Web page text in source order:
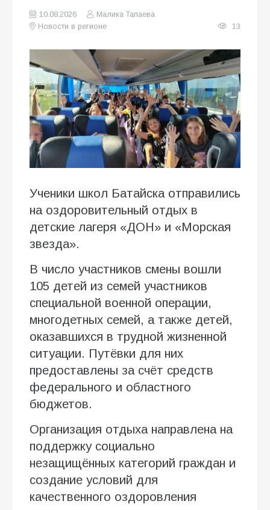
10.08.2026
Малика Тапаева
Новости в регионе
13
Ученики школ Батайска отправились
на оздоровительный отдых в
детские лагеря «ДОН» и «Морская
звезда».
В число участников смены вошли
105 детей из семей участников
специальной военной операции,
многодетных семей, а также детей,
оказавшихся в трудной жизненной
ситуации. Путёвки для них
предоставлены за счёт средств
федерального и областного
бюджетов.
Организация отдыха направлена на
поддержку социально
незащищённых категорий граждан и
создание условий для
качественного оздоровления